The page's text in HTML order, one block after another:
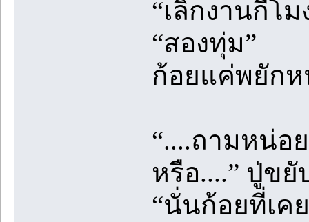
“เลิกงานกี่โม
“สองทุ่ม”
ก้อยแค่พยักห
“....ถามหน่อ
หรือ....” ปู่ข
“นั่นก้อยที่เค